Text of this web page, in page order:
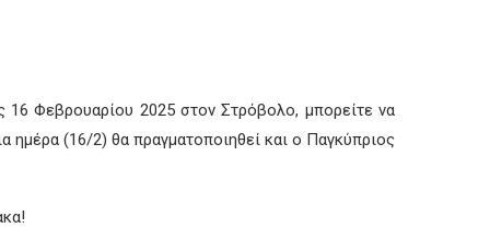
16 Φεβρουαρίου 2025 στον Στρόβολο, μπορείτε να
ημέρα (16/2) θα πραγματοποιηθεί και ο Παγκύπριος